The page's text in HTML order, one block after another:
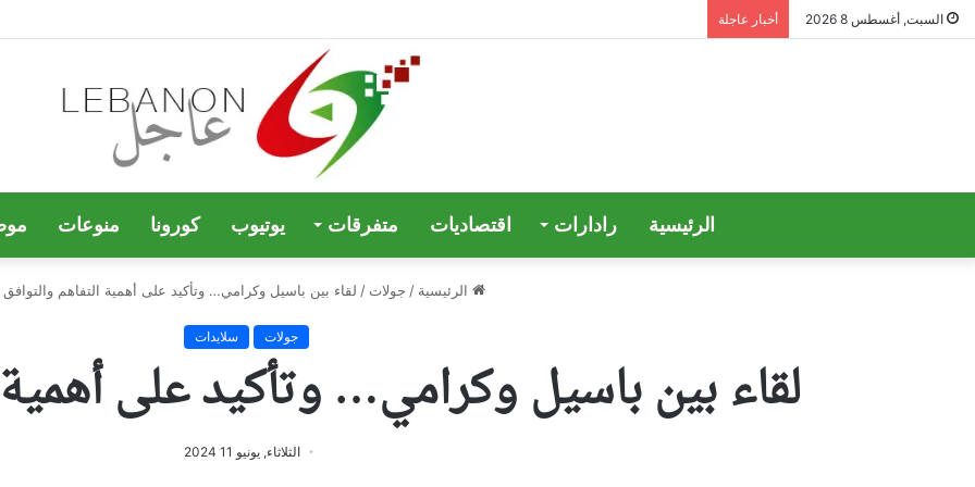
السبت, أغسطس 8 2026 أخبار عاجلة
الرئيسية رادارات اقتصاديات متفرقات يوتيوب كورونا منوعات
الرئيسية / جولات / لقاء بين باسيل وكرامي… وتأكيد على أهمية التفاهم والتوافق
جولات سلايدات
لقاء بين باسيل وكرامي… وتأكيد على أهمية
الثلاثاء, يونيو 11 2024